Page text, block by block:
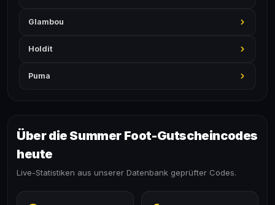
Glambou
Holdit
Puma
Über die Summer Foot-Gutscheincodes
heute
Live-Statistiken aus unserer Datenbank geprüfter Codes.